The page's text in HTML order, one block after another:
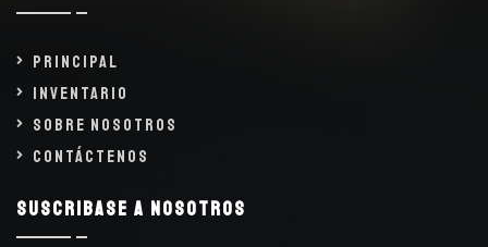
Principal
Inventario
Sobre Nosotros
Contáctenos
Suscribase a nosotros